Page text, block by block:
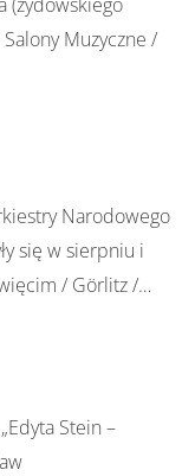
Muzyczne /
Narodowego
się w sierpniu i
/ Görlitz /
Edyty
„Edith Stein” /
Stein –